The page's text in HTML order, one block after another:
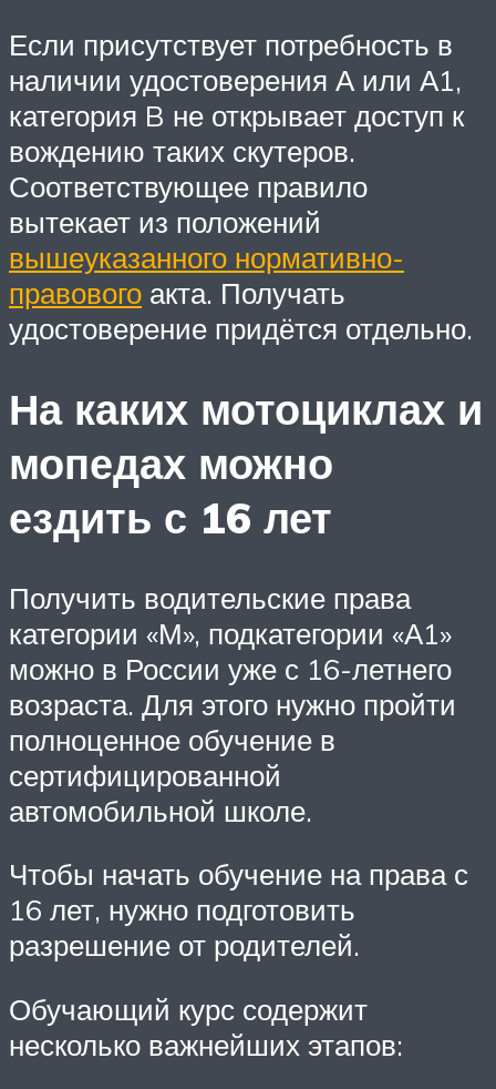
Если присутствует потребность в
наличии удостоверения А или А1,
категория B не открывает доступ к
вождению таких скутеров.
Соответствующее правило
вытекает из положений
вышеуказанного нормативно-
правового акта. Получать
удостоверение придётся отдельно.
На каких мотоциклах и
мопедах можно
ездить с 16 лет
Получить водительские права
категории «М», подкатегории «А1»
можно в России уже с 16-летнего
возраста. Для этого нужно пройти
полноценное обучение в
сертифицированной
автомобильной школе.
Чтобы начать обучение на права с
16 лет, нужно подготовить
разрешение от родителей.
Обучающий курс содержит
несколько важнейших этапов: